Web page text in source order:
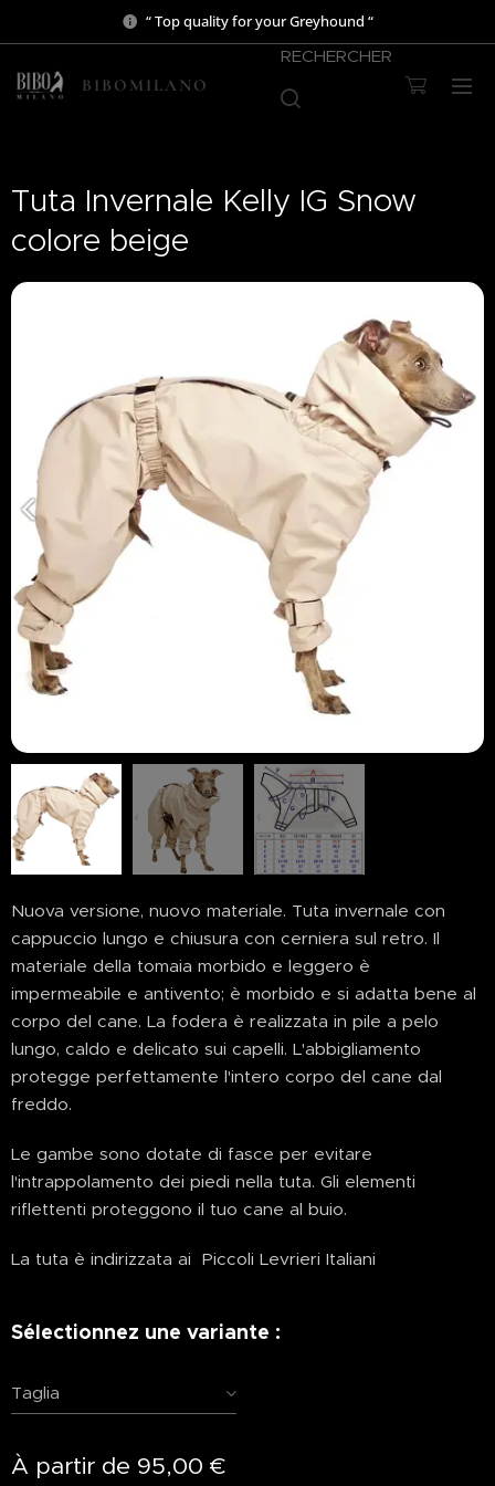
“ Top quality for your Greyhound “
BIBOMILANO
RECHERCHER
Tuta Invernale Kelly IG Snow
colore beige
Nuova versione, nuovo materiale. Tuta invernale con
cappuccio lungo e chiusura con cerniera sul retro. Il
materiale della tomaia morbido e leggero è
impermeabile e antivento; è morbido e si adatta bene al
corpo del cane. La fodera è realizzata in pile a pelo
lungo, caldo e delicato sui capelli. L'abbigliamento
protegge perfettamente l'intero corpo del cane dal
freddo.
Le gambe sono dotate di fasce per evitare
l'intrappolamento dei piedi nella tuta. Gli elementi
riflettenti proteggono il tuo cane al buio.
La tuta è indirizzata ai Piccoli Levrieri Italiani
Sélectionnez une variante :
Taglia
À partir de 95,00 €